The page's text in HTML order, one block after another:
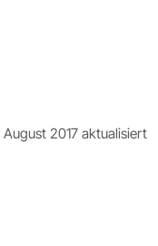
2017 aktualisiert